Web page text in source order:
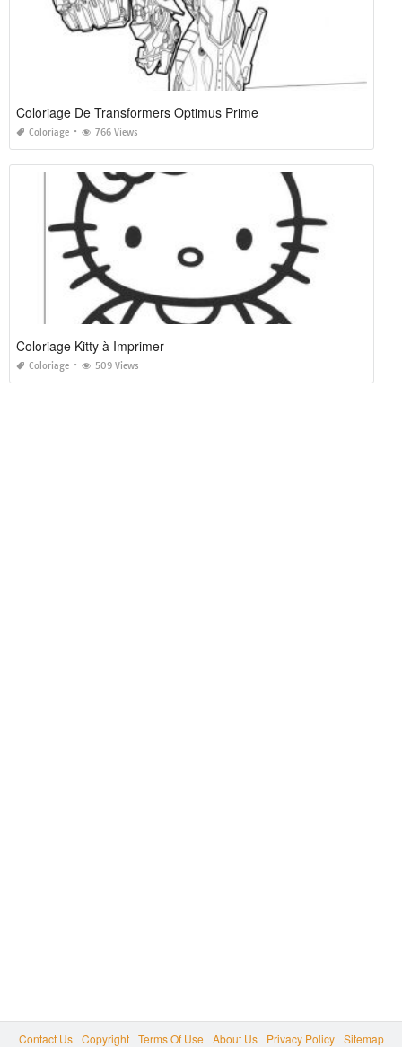
Coloriage De Transformers Optimus Prime
Coloriage 766 Views
Coloriage Kitty à Imprimer
Coloriage 509 Views
Contact Us Copyright Terms Of Use About Us Privacy Policy Sitemap